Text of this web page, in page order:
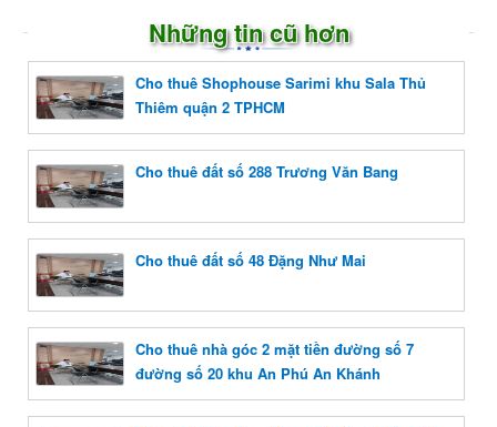
Những tin cũ hơn
Cho thuê Shophouse Sarimi khu Sala Thủ
Thiêm quận 2 TPHCM
Cho thuê đất số 288 Trương Văn Bang
Cho thuê đất số 48 Đặng Như Mai
Cho thuê nhà góc 2 mặt tiền đường số 7
đường số 20 khu An Phú An Khánh